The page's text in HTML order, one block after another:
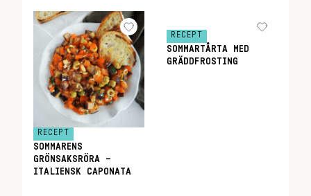
RECEPT
SOMMARENS
GRÖNSAKSRÖRA –
ITALIENSK CAPONATA
RECEPT
SOMMARTÅRTA MED
GRÄDDFROSTING